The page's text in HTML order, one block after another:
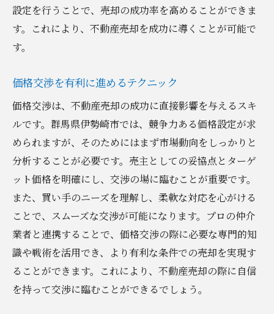
設定を行うことで、売却の成功率を高めることができま
す。これにより、不動産売却を成功に導くことが可能で
す。
価格交渉を有利に進めるテクニック
価格交渉は、不動産売却の成功に直接影響を与えるスキ
ルです。群馬県伊勢崎市では、競争力ある価格設定が求
められますが、そのためにはまず市場動向をしっかりと
分析することが必要です。売主としての妥協点とターゲ
ット価格を明確にし、交渉の場に臨むことが重要です。
また、買い手のニーズを理解し、柔軟な対応を心がける
ことで、スムーズな交渉が可能になります。プロの仲介
業者と連携することで、価格交渉の際に必要な専門的知
識や戦術を活用でき、より有利な条件での売却を実現す
ることができます。これにより、不動産売却の際に自信
を持って交渉に臨むことができるでしょう。